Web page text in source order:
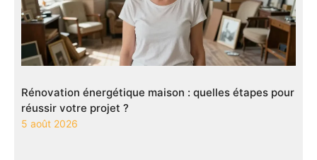
Rénovation énergétique maison : quelles étapes pour
réussir votre projet ?
5 août 2026